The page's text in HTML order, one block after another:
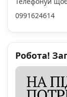
0991624614
Робота!